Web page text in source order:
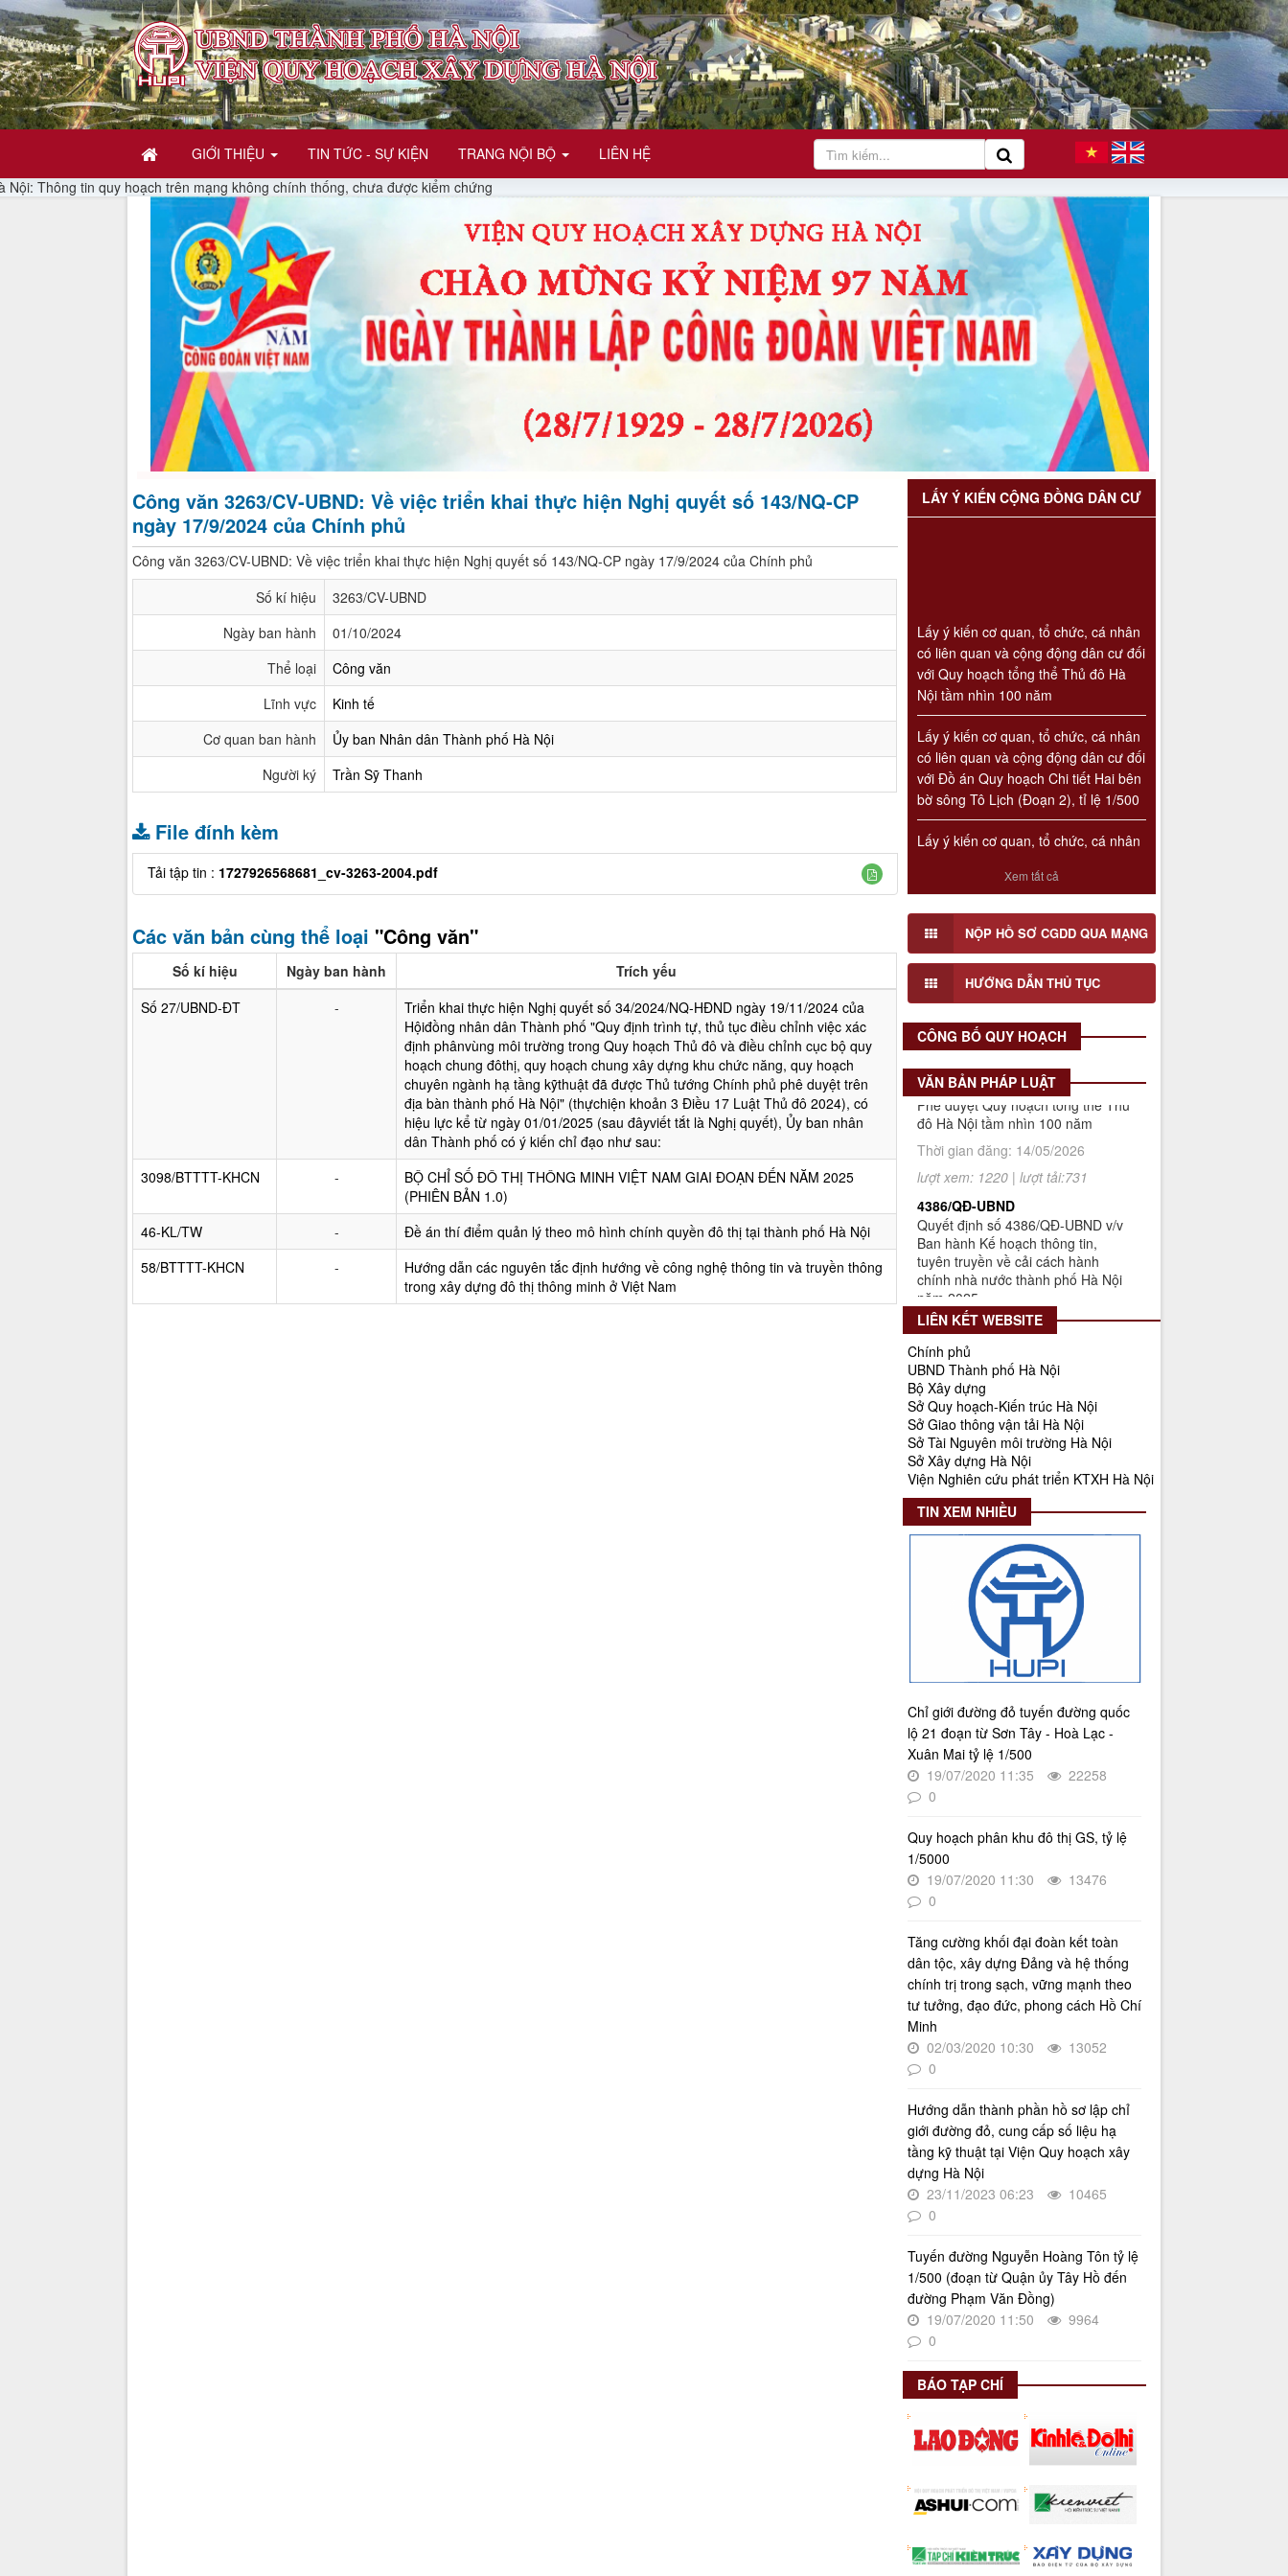
GIỚI THIỆU TIN TỨC - SỰ KIỆN TRANG NỘI BỘ
LIÊN HỆ
hoạch trên mạng không chính thống, chưa được kiểm chứng
Công văn 3263/CV-UBND: Về việc triển khai thực hiện Nghị quyết số 143/NQ-CP
ngày 17/9/2024 của Chính phủ
Công văn 3263/CV-UBND: Về việc triển khai thực hiện Nghị quyết số 143/NQ-CP ngày 17/9/2024 của Chính phủ
Số kí hiệu
3263/CV-UBND
Ngày ban hành
01/10/2024
Thể loại
Công văn
Lĩnh vực
Kinh tế
Cơ quan ban hành
Ủy ban Nhân dân Thành phố Hà Nội
Người ký
Trần Sỹ Thanh
File đính kèm
Tải tập tin : 1727926568681_cv-3263-2004.pdf
Các văn bản cùng thể loại "Công văn"
Số kí hiệu Ngày ban hành
Trích yếu
Số 27/UBND-ĐT
-
Triển khai thực hiện Nghị quyết số 34/2024/NQ-HĐND ngày 19/11/2024 của
Hộiđồng nhân dân Thành phố "Quy định trình tự, thủ tục điều chỉnh việc xác
định phânvùng môi trường trong Quy hoạch Thủ đô và điều chỉnh cục bộ quy
hoạch chung đôthị, quy hoạch chung xây dựng khu chức năng, quy hoạch
chuyên ngành hạ tầng kỹthuật đã được Thủ tướng Chính phủ phê duyệt trên
địa bàn thành phố Hà Nội" (thựchiện khoản 3 Điều 17 Luật Thủ đô 2024), có
hiệu lực kể từ ngày 01/01/2025 (sau đâyviết tắt là Nghị quyết), Ủy ban nhân
dân Thành phố có ý kiến chỉ đạo như sau:
3098/BTTTT-KHCN
-
BỘ CHỈ SỐ ĐÔ THỊ THÔNG MINH VIỆT NAM GIAI ĐOẠN ĐẾN NĂM 2025
(PHIÊN BẢN 1.0)
46-KL/TW
-
Đề án thí điểm quản lý theo mô hình chính quyền đô thị tại thành phố Hà Nội
58/BTTTT-KHCN
-
Hướng dẫn các nguyên tắc định hướng về công nghệ thông tin và truyền thông
trong xây dựng đô thị thông minh ở Việt Nam
LẤY Ý KIẾN CỘNG ĐỒNG DÂN CƯ
có liên quan và cộng động dân cư đối
với Quy hoạch tổng thể Thủ đô Hà
Nội tầm nhìn 100 năm
Lấy ý kiến cơ quan, tổ chức, cá nhân
có liên quan và cộng động dân cư đối
với Đồ án Quy hoạch Chi tiết Hai bên
bờ sông Tô Lịch (Đoạn 2), tỉ lệ 1/500
Lấy ý kiến cơ quan, tổ chức, cá nhân
có liên quan và cộng động dân cư đối
bờ sông Tô Lịch (Đoạn 3), tỉ lệ 1/500
Lấy ý kiến cơ quan, tổ chức, cá nhân
có liên quan và cộng động dân cư đối
với Đồ án Quy hoạch Chi tiết Hai bên
bờ sông Tô Lịch (Đoạn 1), tỉ lệ 1/500
Xem tất cả
NỘP HỒ SƠ CGDD QUA MẠNG
HƯỚNG DẪN THỦ TỤC
CÔNG BỐ QUY HOẠCH
VĂN BẢN PHÁP LUẬT
Số 908/KH-VQH
Kế hoạch Thông tin, tuyên truyền
về cải cách hành chính nhà nước
của Viện Quy hoạch xây dựng Hà
Nội giai đoạn 2026 - 2030
Thời gian đăng: 16/07/2026
lượt xem: 74 | lượt tải:30
2512/QĐ-UBND
Quyết định số 2512/QĐ-UBND v/v
Phê duyệt Quy hoạch tổng thể Thủ
đô Hà Nội tầm nhìn 100 năm
Thời gian đăng: 14/05/2026
4386/QĐ-UBND
Quyết định số 4386/QĐ-UBND v/v
Ban hành Kế hoạch thông tin,
tuyên truyền về cải cách hành
chính nhà nước thành phố Hà Nội
năm 2025
Thời gian đăng: 25/08/2025
lượt xem: 566 | lượt tải:266
55-KH/ĐU
Kế hoạch Triển khai Phong trào
"Bình dân học vụ số"
Thời gian đăng: 02/06/2025
lượt xem: 620 | lượt tải:268
Số 27/UBND-ĐT
Triển khai thực hiện Nghị quyết số
34/2024/NQ-HĐND ngày
19/11/2024 của Hội đồng nhân dân
Thành phố.
Thời gian đăng: 08/01/2025
lượt xem: 947 | lượt tải:404
Số 908/KH-VQH
Kế hoạch Thông tin, tuyên truyền
về cải cách hành chính nhà nước
của Viện Quy hoạch xây dựng Hà
Nội giai đoạn 2026 - 2030
Thời gian đăng: 16/07/2026
lượt xem: 74 | lượt tải:30
2512/QĐ-UBND
Quyết định số 2512/QĐ-UBND v/v
đô Hà Nội tầm nhìn 100 năm
Thời gian đăng: 14/05/2026
lượt xem: 1220 | lượt tải:731
Quyết định số 4386/QĐ-UBND v/v
Ban hành Kế hoạch thông tin,
tuyên truyền về cải cách hành
chính nhà nước thành phố Hà Nội
năm 2025
Thời gian đăng: 25/08/2025
lượt xem: 566 | lượt tải:266
Kế hoạch Triển khai Phong trào
"Bình dân học vụ số"
Thời gian đăng: 02/06/2025
lượt xem: 620 | lượt tải:268
Số 27/UBND-ĐT
34/2024/NQ-HĐND ngày
19/11/2024 của Hội đồng nhân dân
Thành phố.
Thời gian đăng: 08/01/2025
lượt xem: 947 | lượt tải:404
LIÊN KẾT WEBSITE
Chính phủ
UBND Thành phố Hà Nội
Bộ Xây dựng
Sở Quy hoạch-Kiến trúc Hà Nội
Sở Giao thông vận tải Hà Nội
Sở Tài Nguyên môi trường Hà Nội
Sở Xây dựng Hà Nội
Viện Nghiên cứu phát triển KTXH Hà Nội
TIN XEM NHIỀU
Chỉ giới đường đỏ tuyến đường quốc
lộ 21 đoạn từ Sơn Tây - Hoà Lạc -
Xuân Mai tỷ lệ 1/500
19/07/2020 11:35
22258
0
Quy hoạch phân khu đô thị GS, tỷ lệ
1/5000
19/07/2020 11:30
13476
0
Tăng cường khối đại đoàn kết toàn
dân tộc, xây dựng Đảng và hệ thống
chính trị trong sạch, vững mạnh theo
tư tưởng, đạo đức, phong cách Hồ Chí
Minh
02/03/2020 10:30
13052
0
Hướng dẫn thành phần hồ sơ lập chỉ
giới đường đỏ, cung cấp số liệu hạ
tầng kỹ thuật tại Viện Quy hoạch xây
dựng Hà Nội
23/11/2023 06:23
10465
0
Tuyến đường Nguyễn Hoàng Tôn tỷ lệ
1/500 (đoạn từ Quận ủy Tây Hồ đến
đường Phạm Văn Đồng)
19/07/2020 11:50
9964
0
BÁO TẠP CHÍ